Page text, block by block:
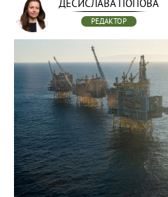
ДЕСИСЛАВА ПОПОВА
РЕДАКТОР